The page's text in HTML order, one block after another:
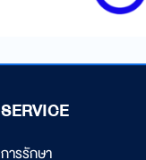
SERVICE
การรักษา